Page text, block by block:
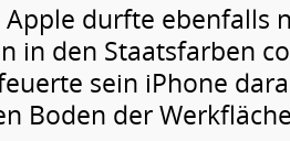
Apple durfte ebenfalls
in den Staatsfarben
sein iPhone
Boden der